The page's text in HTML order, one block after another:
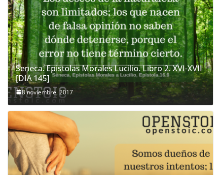
Seneca. Epistolas Morales Lucilio. Libro 2. XVI-XVII
[DIA 145]
8 noviembre, 2017